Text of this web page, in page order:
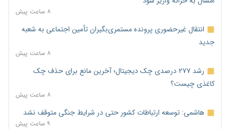
۸ ساعت پیش
انتقال غیرحضوری پرونده مستمری‌بگیران تأمین اجتماعی به شعبه
جدید
۸ ساعت پیش
رشد ۲۷۷ درصدی چک دیجیتال؛ آخرین مانع برای حذف چک
کاغذی چیست؟
۸ ساعت پیش
هاشمی: توسعه ارتباطات کشور حتی در شرایط جنگی متوقف نشد
۹ ساعت پیش